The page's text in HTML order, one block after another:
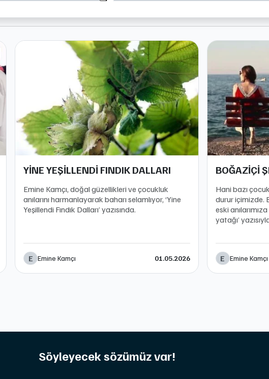
YİNE YEŞİLLENDİ FINDIK DALLARI
Emine Kamçı, doğal güzellikleri ve çocukluk
anılarını harmanlayarak baharı selamlıyor, ‘Yine
Yeşillendi Fındık Dalları’ yazısında.
E Emine Kamçı 01.05.2026
BOĞAZİÇİ
Hani bazı
durur içimizde.
eski
yatağı’
E Emine Kamçı
Söyleyecek sözümüz var!